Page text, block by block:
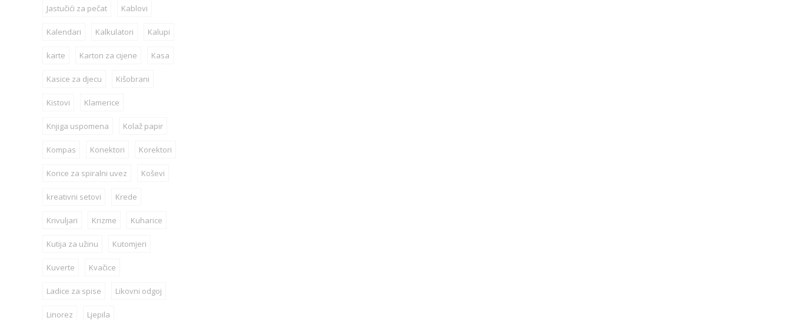
Jastučići za pečat Kablovi
Kalendari Kalkulatori Kalupi
karte Karton za cijene Kasa
Kasice za djecu Kišobrani
Kistovi Klamerice
Knjiga uspomena Kolaž papir
Kompas Konektori Korektori
Korice za spiralni uvez Koševi
kreativni setovi Krede
Krivuljari Krizme Kuharice
Kutija za užinu Kutomjeri
Kuverte Kvačice
Ladice za spise Likovni odgoj
Linorez Ljepila